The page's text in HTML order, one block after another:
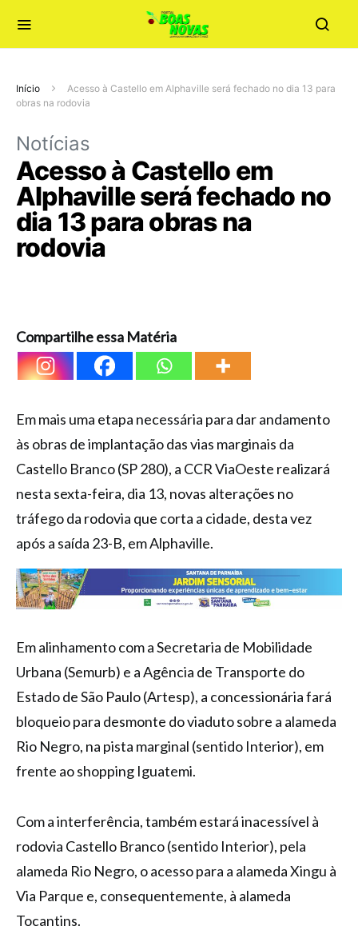
Início
Acesso à Castello em Alphaville será fechado no dia 13 para
obras na rodovia
Notícias
Acesso à Castello em
Alphaville será fechado no
dia 13 para obras na
rodovia
Compartilhe essa Matéria
Em mais uma etapa necessária para dar andamento
às obras de implantação das vias marginais da
Castello Branco (SP 280), a CCR ViaOeste realizará
nesta sexta-feira, dia 13, novas alterações no
tráfego da rodovia que corta a cidade, desta vez
após a saída 23-B, em Alphaville.
Em alinhamento com a Secretaria de Mobilidade
Urbana (Semurb) e a Agência de Transporte do
Estado de São Paulo (Artesp), a concessionária fará
bloqueio para desmonte do viaduto sobre a alameda
Rio Negro, na pista marginal (sentido Interior), em
frente ao shopping Iguatemi.
Com a interferência, também estará inacessível à
rodovia Castello Branco (sentido Interior), pela
alameda Rio Negro, o acesso para a alameda Xingu à
Via Parque e, consequentemente, à alameda
Tocantins.